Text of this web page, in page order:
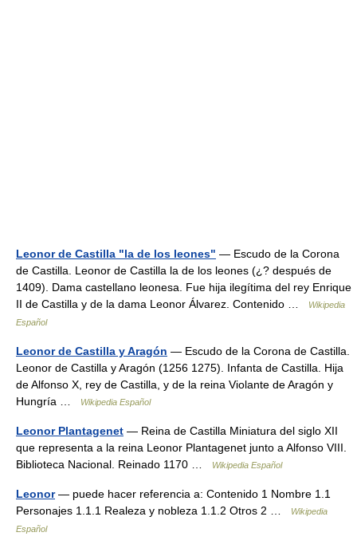
Leonor de Castilla "la de los leones" — Escudo de la Corona
de Castilla. Leonor de Castilla la de los leones (¿? después de
1409). Dama castellano leonesa. Fue hija ilegítima del rey Enrique
II de Castilla y de la dama Leonor Álvarez. Contenido …
Wikipedia
Español
Leonor de Castilla y Aragón — Escudo de la Corona de Castilla.
Leonor de Castilla y Aragón (1256 1275). Infanta de Castilla. Hija
de Alfonso X, rey de Castilla, y de la reina Violante de Aragón y
Hungría …
Wikipedia Español
Leonor Plantagenet — Reina de Castilla Miniatura del siglo XII
que representa a la reina Leonor Plantagenet junto a Alfonso VIII.
Biblioteca Nacional. Reinado 1170 …
Wikipedia Español
Leonor— puede hacer referencia a: Contenido 1 Nombre 1.1
Personajes 1.1.1 Realeza y nobleza 1.1.2 Otros 2 …
Wikipedia
Español